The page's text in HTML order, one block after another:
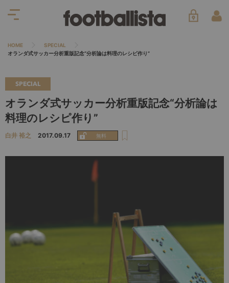
HOME
SPECIAL
オランダ式サッカー分析重版記念“分析論は料理のレシピ作り”
SPECIAL
オランダ式サッカー分析重版記念“分析論は
料理のレシピ作り”
白井 裕之 2017.09.17